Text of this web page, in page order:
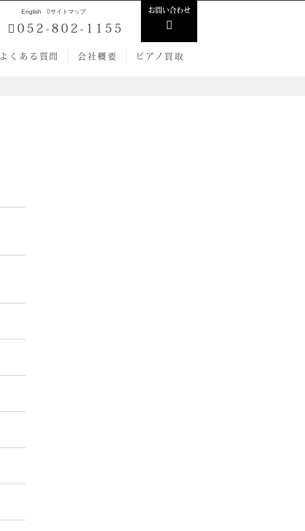
English サイトマップ
052-802-1155
お問い合わせ
よくある質問 会社概要 ピアノ買取